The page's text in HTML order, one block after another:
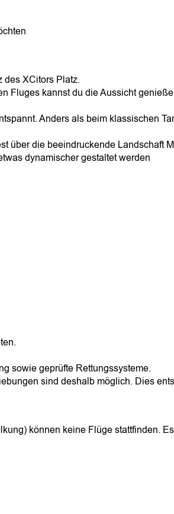
des XCitors Platz.
Fluges kannst du die Aussicht
Anders als beim klassischen
über die beeindruckende Landschaft
dynamischer gestaltet werden
sowie geprüfte Rettungssysteme.
sind deshalb möglich. Dies
können keine Flüge stattfinden.